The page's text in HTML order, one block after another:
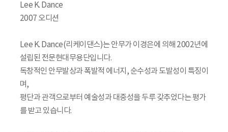
Lee K. Dance
2007 오디션
Lee K. Dance(리케이댄스)는 안무가 이경은에 의해 2002년에
설립된 전문현대무용단입니다.
독창적인 안무발상과 폭발적 에너지, 순수성과 도발성이 특징이
며,
평단과 관객으로부터 예술성과 대중성을 두루 갖추었다는 평가
를 받고 있습니다.